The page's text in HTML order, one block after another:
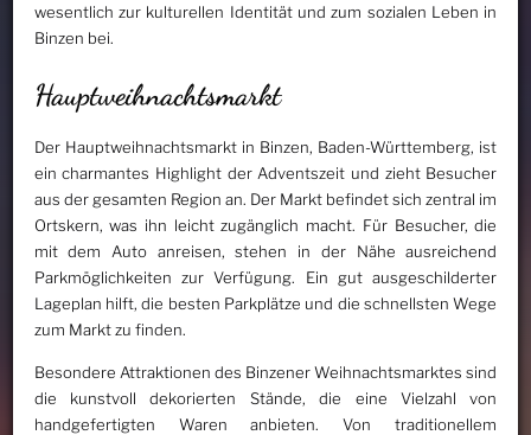
wesentlich zur kulturellen Identität und zum sozialen Leben in
Binzen bei.
Hauptweihnachtsmarkt
Der Hauptweihnachtsmarkt in Binzen, Baden-Württemberg, ist
ein charmantes Highlight der Adventszeit und zieht Besucher
aus der gesamten Region an. Der Markt befindet sich zentral im
Ortskern, was ihn leicht zugänglich macht. Für Besucher, die
mit dem Auto anreisen, stehen in der Nähe ausreichend
Parkmöglichkeiten zur Verfügung. Ein gut ausgeschilderter
Lageplan hilft, die besten Parkplätze und die schnellsten Wege
zum Markt zu finden.
Besondere Attraktionen des Binzener Weihnachtsmarktes sind
die kunstvoll dekorierten Stände, die eine Vielzahl von
handgefertigten Waren anbieten. Von traditionellem